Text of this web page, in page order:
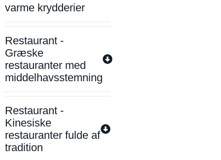
varme krydderier
Restaurant -
Græske
restauranter med
middelhavsstemning
Restaurant -
Kinesiske
restauranter fulde af
tradition